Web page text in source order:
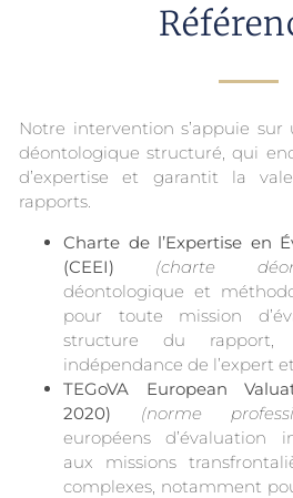
Notre intervention s’appuie
déontologique structuré, qui
d’expertise et garantit la
rapports.
Charte de l’Expertise en
(CEEI)
(charte
déontologique et
pour toute mission
structure du rapport,
indépendance de l’expert
TEGoVA European
2020)
(norme
européens d’évaluation
aux missions
complexes, notamment